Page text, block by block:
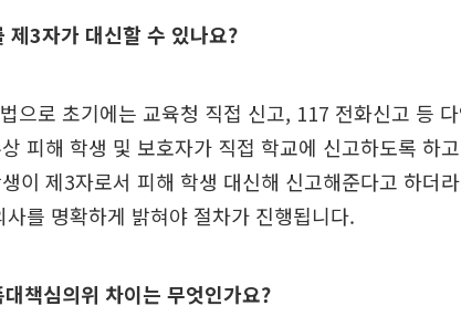
제3자가 대신할 수 있나요?
으로 초기에는 교육청 직접 신고, 117 전화신고 등
피해 학생 및 보호자가 직접 학교에 신고하도록 하
이 제3자로서 피해 학생 대신해 신고해준다고 하더
를 명확하게 밝혀야 절차가 진행됩니다.
책심의위 차이는 무엇인가요?